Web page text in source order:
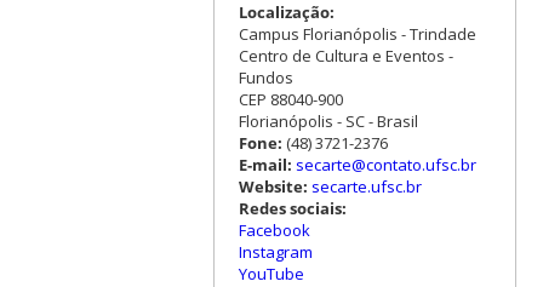
Localização:
Campus Florianópolis - Trindade
Centro de Cultura e Eventos -
Fundos
CEP 88040-900
Florianópolis - SC - Brasil
Fone: (48) 3721-2376
E-mail: secarte@contato.ufsc.br
Website: secarte.ufsc.br
Redes sociais:
Facebook
Instagram
YouTube